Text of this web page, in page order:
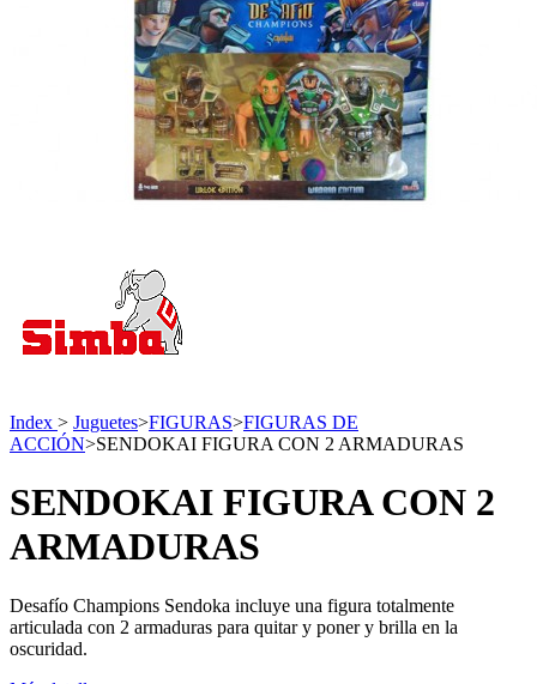
Index > Juguetes>FIGURAS>FIGURAS DE
ACCIÓN>SENDOKAI FIGURA CON 2 ARMADURAS
SENDOKAI FIGURA CON 2
ARMADURAS
Desafío Champions Sendoka incluye una figura totalmente
articulada con 2 armaduras para quitar y poner y brilla en la
oscuridad.